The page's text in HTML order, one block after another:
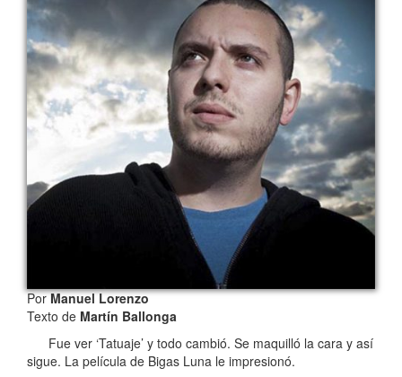
PorManuel Lorenzo
Texto de Martín Ballonga
Fue ver ‘Tatuaje’ y todo cambió. Se maquilló la cara y así
sigue. La película de Bigas Luna le impresionó.